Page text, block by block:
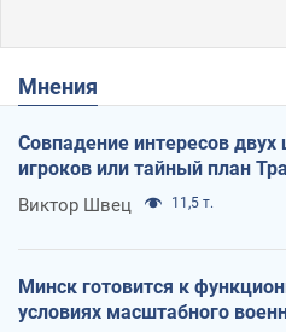
Мнения
Совпадение интересов двух
игроков или тайный план
Виктор Швец 11,5 т.
Минск готовится к
условиях масштабного